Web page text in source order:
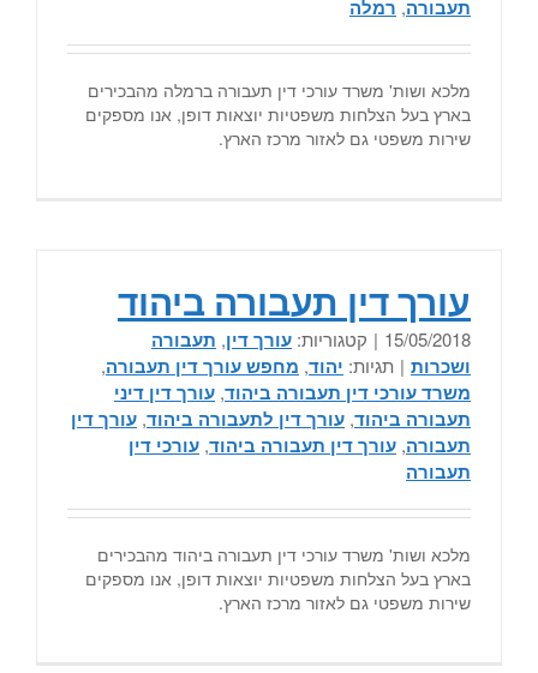
תעבורה, רמלה
מלכא ושות' משרד עורכי דין תעבורה ברמלה מהבכירים
בארץ בעל הצלחות משפטיות יוצאות דופן, אנו מספקים
שירות משפטי גם לאזור מרכז הארץ.
עורך דין תעבורה ביהוד
15/05/2018
| קטגוריות: עורך דין, תעבורה
ושכרות | תגיות: יהוד, מחפש עורך דין תעבורה,
משרד עורכי דין תעבורה ביהוד, עורך דין דיני
תעבורה ביהוד, עורך דין לתעבורה ביהוד, עורך דין
תעבורה, עורך דין תעבורה ביהוד, עורכי דין
תעבורה
מלכא ושות' משרד עורכי דין תעבורה ביהוד מהבכירים
בארץ בעל הצלחות משפטיות יוצאות דופן, אנו מספקים
שירות משפטי גם לאזור מרכז הארץ.